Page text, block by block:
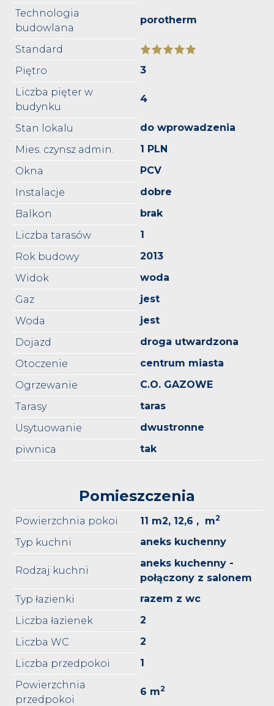
Technologia
budowlana
porotherm
Standard
Piętro
3
Liczba pięter w
budynku
4
Stan lokalu
do wprowadzenia
Mies. czynsz admin.
1 PLN
Okna
PCV
Instalacje
dobre
Balkon
brak
Liczba tarasów
1
Rok budowy
2013
Widok
woda
Gaz
jest
Woda
jest
Dojazd
droga utwardzona
Otoczenie
centrum miasta
Ogrzewanie
C.O. GAZOWE
Tarasy
taras
Usytuowanie
dwustronne
piwnica
tak
Pomieszczenia
Powierzchnia pokoi 11 m2, 12,6 , m2
Typ kuchni aneks kuchenny
Rodzaj kuchni
aneks kuchenny -
połączony z salonem
Typ łazienki
razem z wc
Liczba łazienek
2
Liczba WC
2
Liczba przedpokoi
1
Powierzchnia
przedpokoi
6 m2